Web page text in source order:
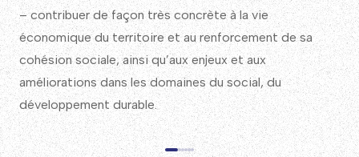
– contribuer de façon très concrète à la vie
économique du territoire et au renforcement de sa
cohésion sociale, ainsi qu’aux enjeux et aux
améliorations dans les domaines du social, du
développement durable.